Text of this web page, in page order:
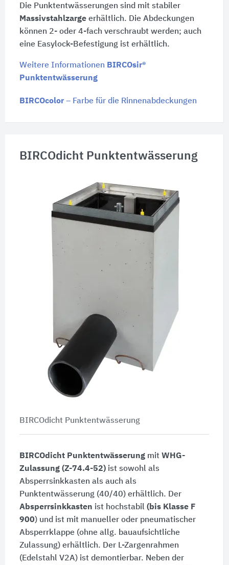
Die Punktentwässerungen sind mit stabiler
Massivstahlzargeerhältlich. Die Abdeckungen
können 2- oder 4-fach verschraubt werden; auch
eine Easylock-Befestigung ist erhältlich.
Weitere Informationen BIRCOsir®
Punktentwässerung
BIRCOcolor– Farbe für die Rinnenabdeckungen
BIRCOdicht Punktentwässerung
BIRCOdicht Punktentwässerung
BIRCOdicht Punktentwässerungmit WHG-
Zulassung (Z-74.4-52)ist sowohl als
Absperrsinkkasten als auch als
Punktentwässerung (40/40) erhältlich. Der
Absperrsinkkasten ist hochstabil (bis Klasse F
900) und ist mit manueller oder pneumatischer
Absperrklappe (ohne allg. bauaufsichtliche
Zulassung) erhältlich. Der L-Zargenrahmen
(Edelstahl V2A) ist demontierbar. Neben der